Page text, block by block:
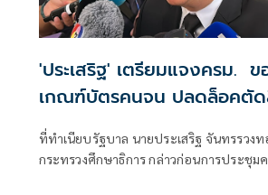
'ประเสริฐ' เตรียมแจงครม.
เกณฑ์บัตรคนจน ปลดล็อคตั
ที่ทำเนียบรัฐบาล นายประเสริฐ จันทรรวงท
กระทรวงศึกษาธิการ กล่าวก่อนการประชุม